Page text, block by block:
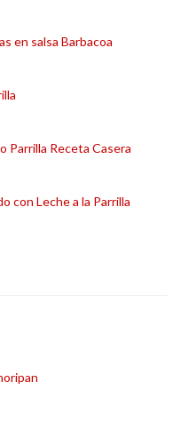
en salsa Barbacoa
Parrilla Receta Casera
con Leche a la Parrilla